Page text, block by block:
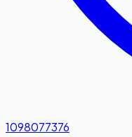
1098077376